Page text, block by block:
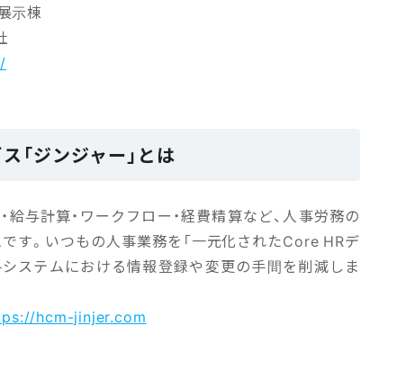
示棟
「ジンジャー」とは
給与計算・ワークフロー・経費精算など、人事労務の
す。いつもの人事業務を「一元化されたCore HRデ
システムにおける情報登録や変更の手間を削減しま
hcm-jinjer.com